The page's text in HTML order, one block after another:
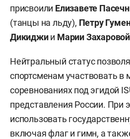
присвоили Елизавете
(танцы на льду), Петру
Дикиджии Марии Захаровой
Нейтральный статус
спортсменам участвовать
соревнованиях под эгидой
представления России. При
использовать
включая флаг и гимн, а